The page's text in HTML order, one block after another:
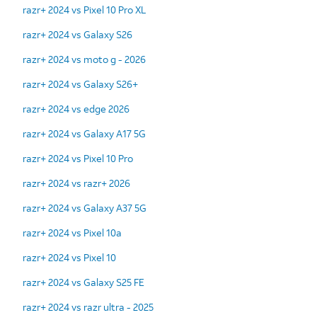
razr+ 2024 vs Pixel 10 Pro XL
razr+ 2024 vs Galaxy S26
razr+ 2024 vs moto g - 2026
razr+ 2024 vs Galaxy S26+
razr+ 2024 vs edge 2026
razr+ 2024 vs Galaxy A17 5G
razr+ 2024 vs Pixel 10 Pro
razr+ 2024 vs razr+ 2026
razr+ 2024 vs Galaxy A37 5G
razr+ 2024 vs Pixel 10a
razr+ 2024 vs Pixel 10
razr+ 2024 vs Galaxy S25 FE
razr+ 2024 vs razr ultra - 2025